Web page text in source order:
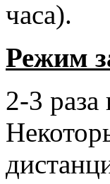
часа).
Режим
2-3